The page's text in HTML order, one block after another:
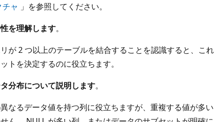
ャ 」を参照してください。
を理解します。
が 2 つ以上のテーブルを結合することを認識すると、これ
トを決定するのに役立ちます。
分布について説明します。
なるデータ値を持つ列に役立ちますが、重複する値が多い